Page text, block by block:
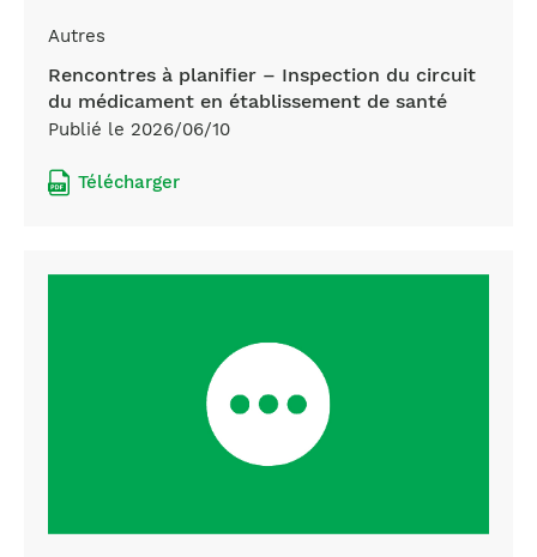
Autres
Rencontres à planifier – Inspection du circuit
du médicament en établissement de santé
Publié le 2026/06/10
Télécharger